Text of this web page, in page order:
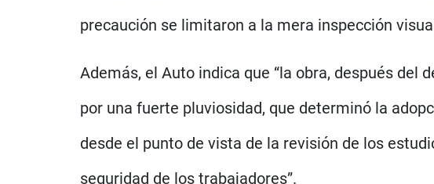
precaución se limitaron a la mera inspección
Además, el Auto indica que “la obra, después del
por una fuerte pluviosidad, que determinó la
desde el punto de vista de la revisión de los
seguridad de los trabajadores”.